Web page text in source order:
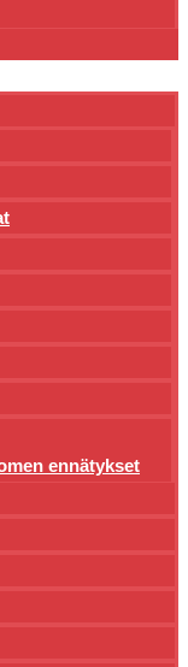
ennätykset